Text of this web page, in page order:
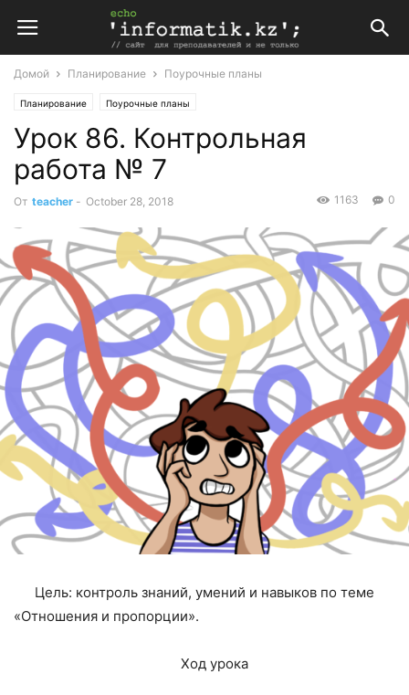
Домой Планирование Поурочные планы
Планирование Поурочные планы
Поурочные планы по алгебре и математике
Поурочные планы по математике 6 класс
Урок 86. Контрольная
работа № 7
От teacher - October 28, 2018 0
1163
Цель: контроль знаний, умений и навыков по теме
«Отношения и пропорции».
Ход урока